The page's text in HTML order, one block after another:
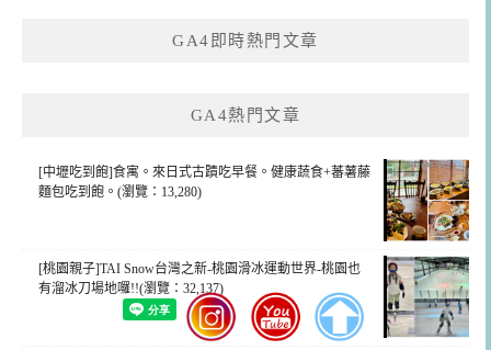
GA4即時熱門文章
GA4熱門文章
[中壢吃到飽]食寓。來日式古蹟吃早餐。健康蔬食+蕃薯藤
麵包吃到飽。(瀏覽：13,280)
[桃園親子]TAI Snow台灣之新-桃園滑冰運動世界-桃園也
有溜冰刀場地囉!!(瀏覽：32,137)